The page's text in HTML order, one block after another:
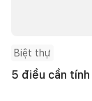
Biệt thự
5 điều cần